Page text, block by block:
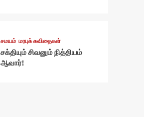
சமயம் மரபுக் கவிதைகள்
சக்தியும் சிவனும் நித்தியம்
ஆவார்!